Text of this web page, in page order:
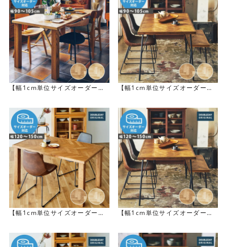
※画像はNANCYエクステンションテーブルとコーディネー
トして使用
【幅1cm単位サイズオーダー】
ングテーブル
【幅1cm単位サイズオーダー】
グテーブル
【幅1cm単位サイズオーダー】
ニングテーブル
【幅1cm単位サイズオーダー】
グテーブル